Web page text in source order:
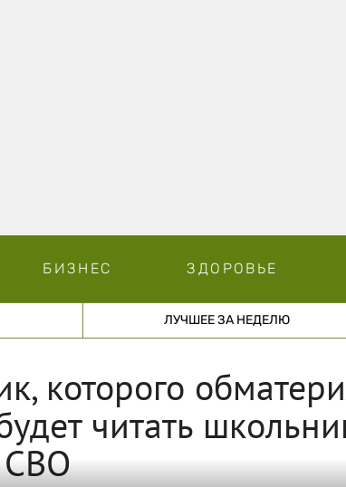
БИЗНЕС ЗДОРОВЬЕ
ЛУЧШЕЕ ЗА НЕДЕЛЮ
которого
читать
СВО